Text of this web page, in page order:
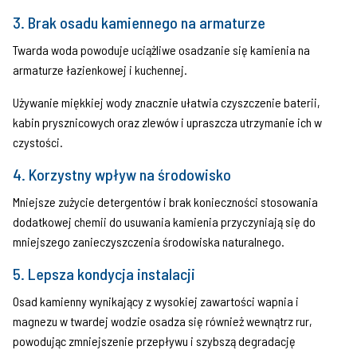
3. Brak osadu kamiennego na armaturze
Twarda woda powoduje uciążliwe osadzanie się kamienia na
armaturze łazienkowej i kuchennej.
Używanie miękkiej wody znacznie ułatwia czyszczenie baterii,
kabin prysznicowych oraz zlewów i upraszcza utrzymanie ich w
czystości.
4. Korzystny wpływ na środowisko
Mniejsze zużycie detergentów i brak konieczności stosowania
dodatkowej chemii do usuwania kamienia przyczyniają się do
mniejszego zanieczyszczenia środowiska naturalnego.
5. Lepsza kondycja instalacji
Osad kamienny wynikający z wysokiej zawartości wapnia i
magnezu w twardej wodzie osadza się również wewnątrz rur,
powodując zmniejszenie przepływu i szybszą degradację